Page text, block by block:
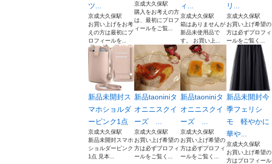
ツ...
京成大久保駅
お買い上げをお考
えの方は最初にプ
ロフィールを...
京成大久保駅
購入をお考えの方
は、最初にプロフ
ィールをご覧...
ィ...
京成大久保駅
箱はありませんが
新品未使用品で
す。 お買い上...
リ...
京成大久保駅
お買い上げ希望の
方は必ずプロフィ
ールをご覧く...
新品未開封ス
マホショルダ
ーピンク1点
京成大久保駅
新品未開封スマホ
ショルダーピンク
1点 見本...
新品taoniniタ
オニニスクイ
ーズ ...
京成大久保駅
お買い上げ希望の
方は必ずプロフィ
ールをご覧く...
新品taoniniタ
オニニスクイ
ーズ ...
京成大久保駅
お買い上げ希望の
方は必ずプロフィ
ールをご覧く...
新品未開封今
季フェリシ
モ 軽やかに
華や...
京成大久保駅
お買い上げ希望の
方はプロフィール